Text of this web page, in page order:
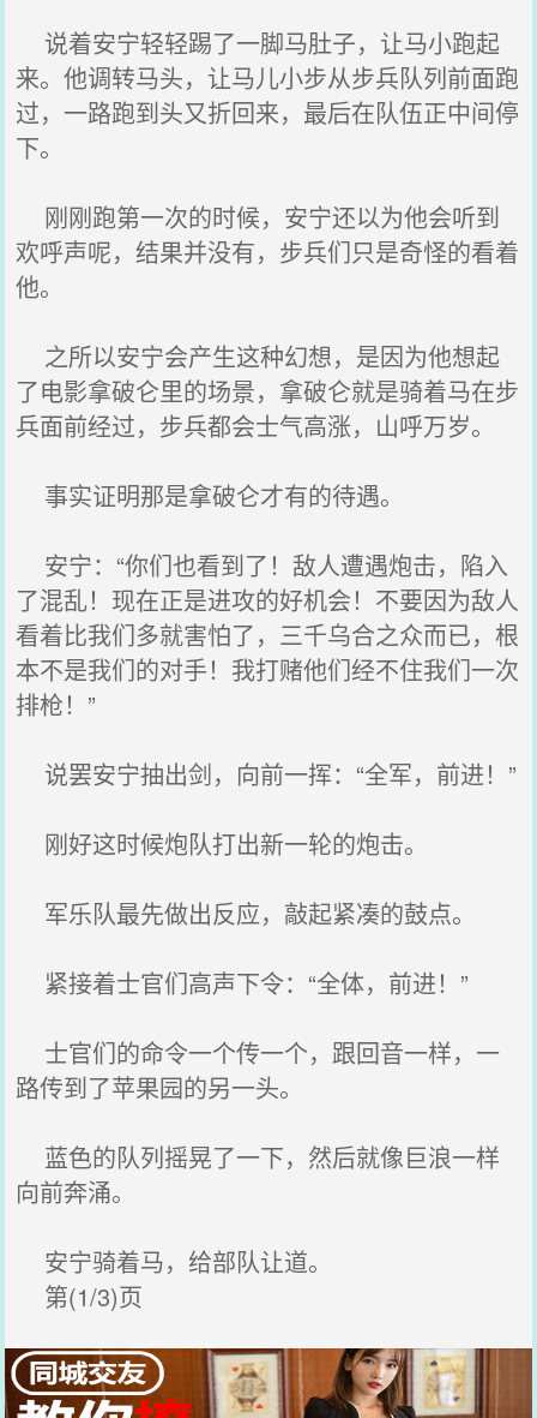
说着安宁轻轻踢了一脚马肚子，让马小跑起
来。他调转马头，让马儿小步从步兵队列前面跑
过，一路跑到头又折回来，最后在队伍正中间停
下。
刚刚跑第一次的时候，安宁还以为他会听到
欢呼声呢，结果并没有，步兵们只是奇怪的看着
他。
之所以安宁会产生这种幻想，是因为他想起
了电影拿破仑里的场景，拿破仑就是骑着马在步
兵面前经过，步兵都会士气高涨，山呼万岁。
事实证明那是拿破仑才有的待遇。
安宁：“你们也看到了！敌人遭遇炮击，陷入
了混乱！现在正是进攻的好机会！不要因为敌人
看着比我们多就害怕了，三千乌合之众而已，根
本不是我们的对手！我打赌他们经不住我们一次
排枪！”
说罢安宁抽出剑，向前一挥：“全军，前进！”
刚好这时候炮队打出新一轮的炮击。
军乐队最先做出反应，敲起紧凑的鼓点。
紧接着士官们高声下令：“全体，前进！”
士官们的命令一个传一个，跟回音一样，一
路传到了苹果园的另一头。
蓝色的队列摇晃了一下，然后就像巨浪一样
向前奔涌。
安宁骑着马，给部队让道。
第(1/3)页